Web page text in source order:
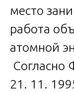
место
работа
атомной
Согласно
21. 11.